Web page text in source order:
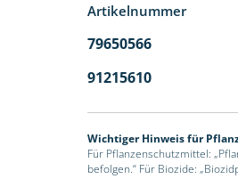
Artikelnummer
79650566
91215610
Wichtiger Hinweis für
Für Pflanzenschutzmittel:
befolgen.“ Für Biozide: